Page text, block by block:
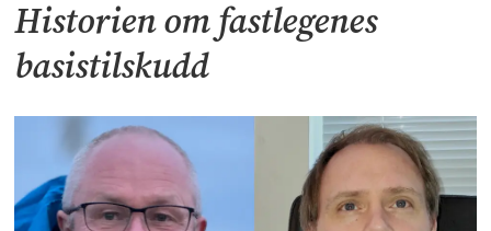
Historien om fastlegenes
basistilskudd